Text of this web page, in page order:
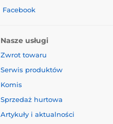
Facebook
Nasze usługi
Zwrot towaru
Serwis produktów
Komis
Sprzedaż hurtowa
Artykuły i aktualności